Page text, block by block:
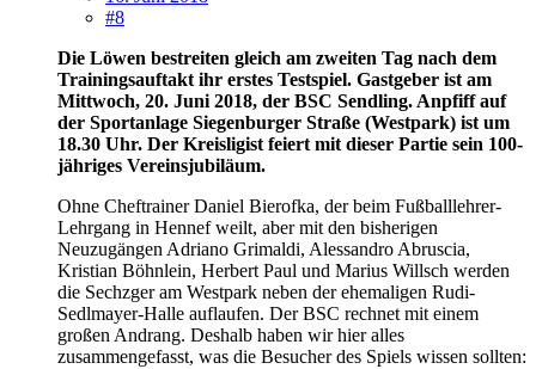
#8
Die Löwen bestreiten gleich am zweiten Tag nach dem
Trainingsauftakt ihr erstes Testspiel. Gastgeber ist am
Mittwoch, 20. Juni 2018, der BSC Sendling. Anpfiff auf
der Sportanlage Siegenburger Straße (Westpark) ist um
18.30 Uhr. Der Kreisligist feiert mit dieser Partie sein 100-
jähriges Vereinsjubiläum.
Ohne Cheftrainer Daniel Bierofka, der beim Fußballlehrer-
Lehrgang in Hennef weilt, aber mit den bisherigen
Neuzugängen Adriano Grimaldi, Alessandro Abruscia,
Kristian Böhnlein, Herbert Paul und Marius Willsch werden
die Sechzger am Westpark neben der ehemaligen Rudi-
Sedlmayer-Halle auflaufen. Der BSC rechnet mit einem
großen Andrang. Deshalb haben wir hier alles
zusammengefasst, was die Besucher des Spiels wissen sollten: